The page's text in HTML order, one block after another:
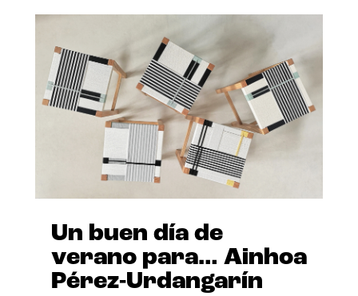
Un buen día de
verano para… Ainhoa
Pérez-Urdangarín